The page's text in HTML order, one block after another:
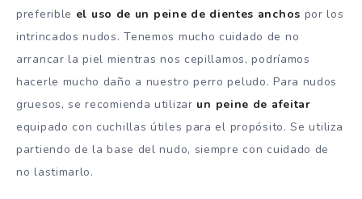
preferible el uso de un peine de dientes anchos por los
intrincados nudos. Tenemos mucho cuidado de no
arrancar la piel mientras nos cepillamos, podríamos
hacerle mucho daño a nuestro perro peludo. Para nudos
gruesos, se recomienda utilizar un peine de afeitar
equipado con cuchillas útiles para el propósito. Se utiliza
partiendo de la base del nudo, siempre con cuidado de
no lastimarlo.